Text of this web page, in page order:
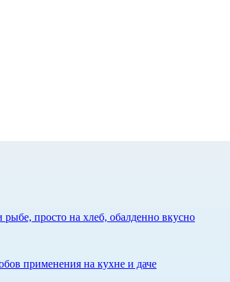
просто на хлеб, обалденно вкусно
применения на кухне и даче